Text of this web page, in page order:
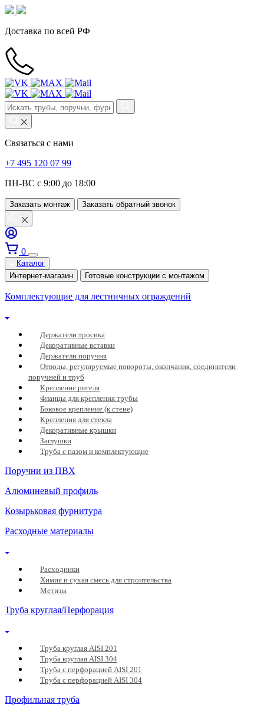
Доставка по всей РФ
Связаться с нами
+7 495 120 07 99
ПН-ВС с 9:00 до 18:00
Заказать монтаж Заказать обратный звонок
0
Каталог
Интернет-магазин
Готовые конструкции с монтажом
Комплектующие для лестничных ограждений
Держатели тросика
Декоративные вставки
Держатели поручня
Отводы, регулируемые повороты, окончания, соединители
поручней и труб
Крепление ригеля
Фланцы для крепления трубы
Боковое крепление (к стене)
Крепления для стекла
Декоративные крышки
Заглушки
Труба с пазом и комплектующие
Поручни из ПВХ
Алюминевый профиль
Козырьковая фурнитура
Расходные материалы
Расходники
Химия и сухая смесь для строительства
Метизы
Труба круглая/Перфорация
Труба круглая AISI 201
Труба круглая AISI 304
Труба с перфорацией AISI 201
Труба с перфорацией AISI 304
Профильная труба